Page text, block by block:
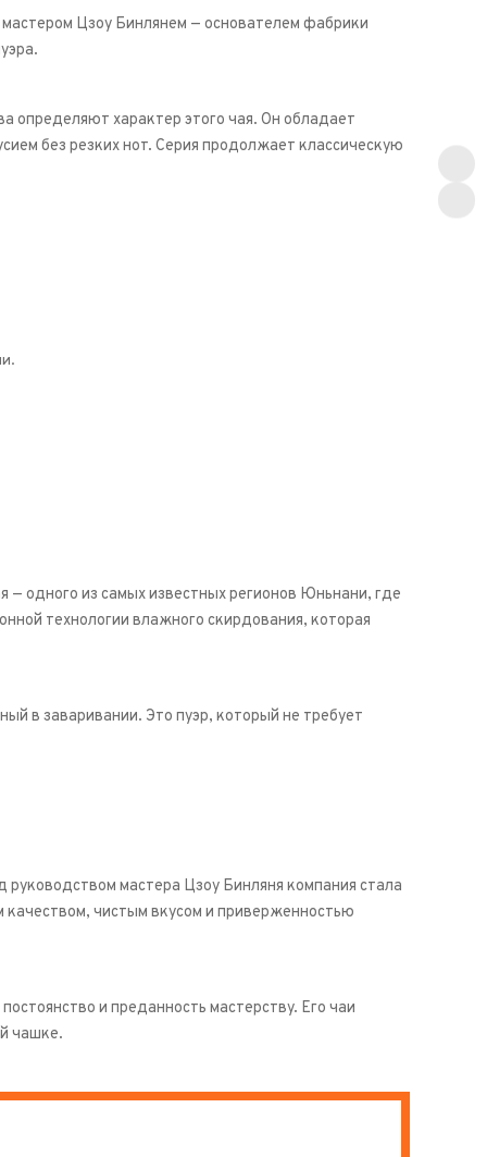
Цзоу Бинлянем — основателем фабрики
определяют характер этого чая. Он обладает
без резких нот. Серия продолжает классическую
— одного из самых известных регионов Юньнани, где
технологии влажного скирдования, которая
в заваривании. Это пуэр, который не требует
мастера Цзоу Бинляня компания стала
чистым вкусом и приверженностью
и преданность мастерству. Его чаи
чашке.